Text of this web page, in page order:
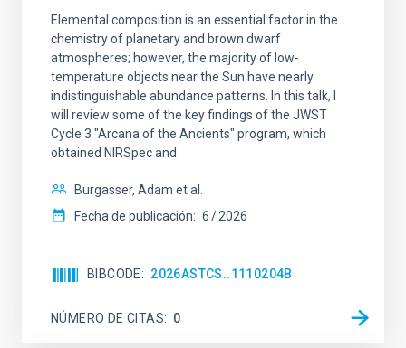
Elemental composition is an essential factor in the
chemistry of planetary and brown dwarf
atmospheres; however, the majority of low-
temperature objects near the Sun have nearly
indistinguishable abundance patterns. In this talk, I
will review some of the key findings of the JWST
Cycle 3 "Arcana of the Ancients" program, which
obtained NIRSpec and
Burgasser, Adam et al.
Fecha de publicación: 6 2026
BIBCODE 2026ASTCS..1110204B
NÚMERO DE CITAS 0